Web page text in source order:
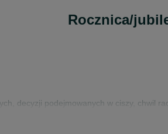
Rocznica/
decyzji podejmowanych w ciszy, chwil